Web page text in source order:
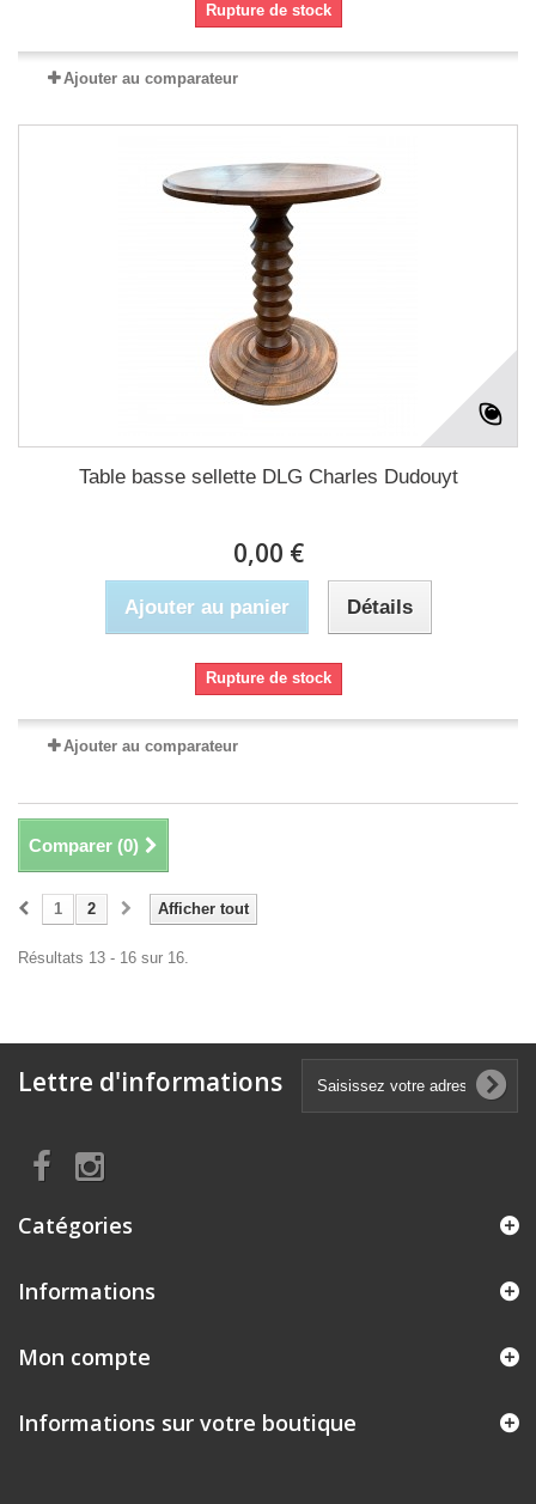
Rupture de stock
Ajouter au comparateur
Table basse sellette DLG Charles Dudouyt
0,00 €
Ajouter au panier Détails
Rupture de stock
Ajouter au comparateur
Comparer (0)
Afficher tout
1 2
Résultats 13 - 16 sur 16.
Lettre d'informations
Catégories
Informations
Mon compte
Informations sur votre boutique